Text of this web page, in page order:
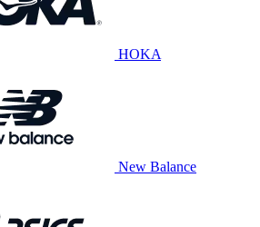
HOKA
New Balance